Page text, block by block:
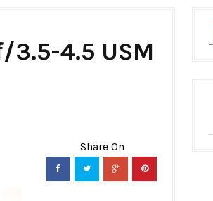
3.5-4.5 USM